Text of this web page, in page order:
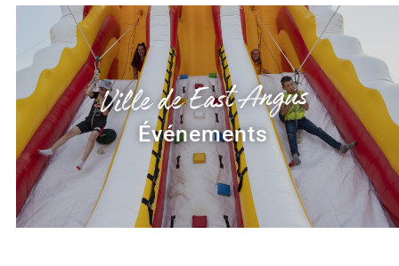
Ville de East Angus
Événements